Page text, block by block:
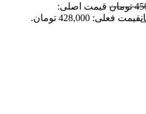
تومان قیمت اصلی:
قیمت فعلی: 428,000 تومان.